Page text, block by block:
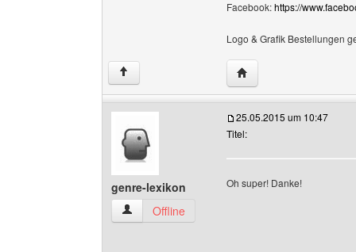
Facebook:https://
Logo & Grafik Bestellungen
↑ Website dieses
genre-lexikon
genre-lexikon Benutzer-Profile anzeigen
Offline
25.05.2015 um 10:47
Titel:
Oh super! Danke!